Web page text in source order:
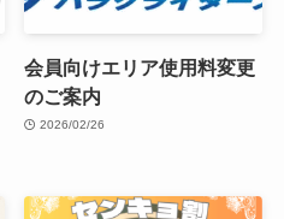
会員向けエリア使用料変更
のご案内
2026/02/26